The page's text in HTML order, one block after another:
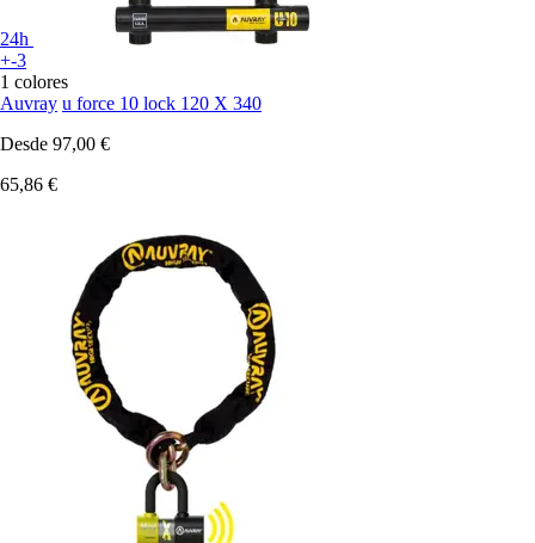
24h
+-3
1 colores
Auvray u force 10 lock 120 X 340
Desde 97,00 €
65,86 €